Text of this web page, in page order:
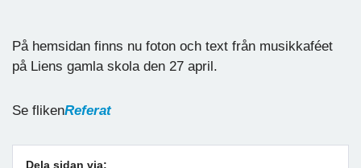
På hemsidan finns nu foton och text från musikkaféet
på Liens gamla skola den 27 april.
Se flikenReferat
Dela sidan via: